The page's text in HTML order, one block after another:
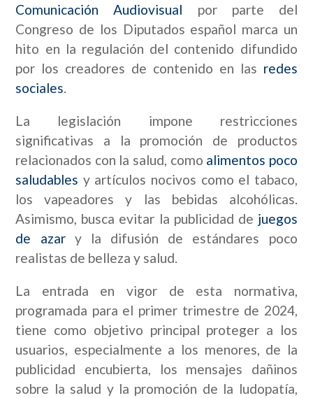
Comunicación Audiovisual por parte del
Congreso de los Diputados español marca un
hito en la regulación del contenido difundido
por los creadores de contenido en las redes
sociales.
La legislación impone restricciones
significativas a la promoción de productos
relacionados con la salud, como alimentos poco
saludables y artículos nocivos como el tabaco,
los vapeadores y las bebidas alcohólicas.
Asimismo, busca evitar la publicidad de juegos
de azary la difusión de estándares poco
realistas de belleza y salud.
La entrada en vigor de esta normativa,
programada para el primer trimestre de 2024,
tiene como objetivo principal proteger a los
usuarios, especialmente a los menores, de la
publicidad encubierta, los mensajes dañinos
sobre la salud y la promoción de la ludopatía,